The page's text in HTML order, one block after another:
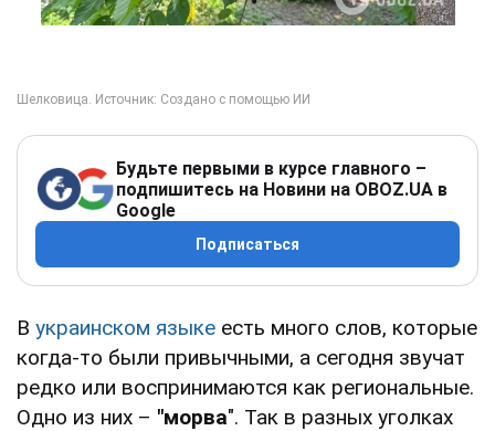
Будьте первыми в курсе главного –
подпишитесь на Новини на OBOZ.UA в
Google
Подписаться
В украинском языке есть много слов, которые
когда-то были привычными, а сегодня звучат
редко или воспринимаются как региональные.
Одно из них – "морва". Так в разных уголках